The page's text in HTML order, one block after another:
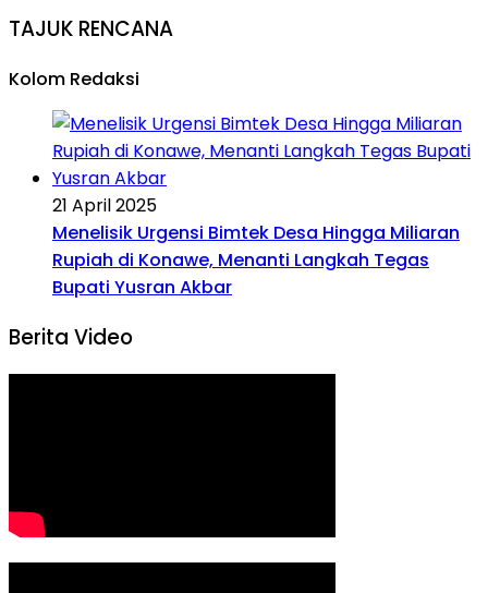
TAJUK RENCANA
Kolom Redaksi
21 April 2025
Menelisik Urgensi Bimtek Desa Hingga Miliaran
Rupiah di Konawe, Menanti Langkah Tegas
Bupati Yusran Akbar
Berita Video